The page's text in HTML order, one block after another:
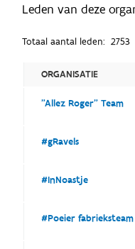
Leden van deze
Totaal aantal leden: 2753
ORGANISATIE
"Allez Roger" Team
#gRavels
#InNoastje
#Poeier fabrieksteam